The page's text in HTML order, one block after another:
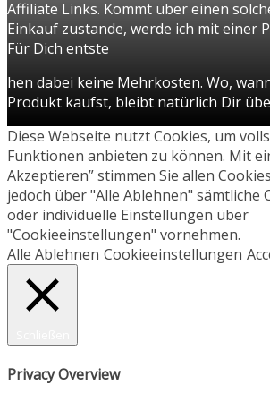
Affiliate Links. Kommt über einen
Einkauf zustande, werde ich mit einer
Für Dich entste
hen dabei keine Mehrkosten. Wo,
Produkt kaufst, bleibt natürlich Dir
Diese Webseite nutzt Cookies, um
Funktionen anbieten zu können. Mit
Akzeptieren” stimmen Sie allen
jedoch über "Alle Ablehnen" sämtliche
oder individuelle Einstellungen über
"Cookieeinstellungen" vornehmen.
Alle Ablehnen Cookieeinstellungen
Privacy Overview